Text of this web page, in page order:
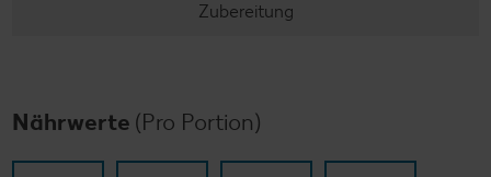
Zubereitung
Nährwerte (Pro Portion)